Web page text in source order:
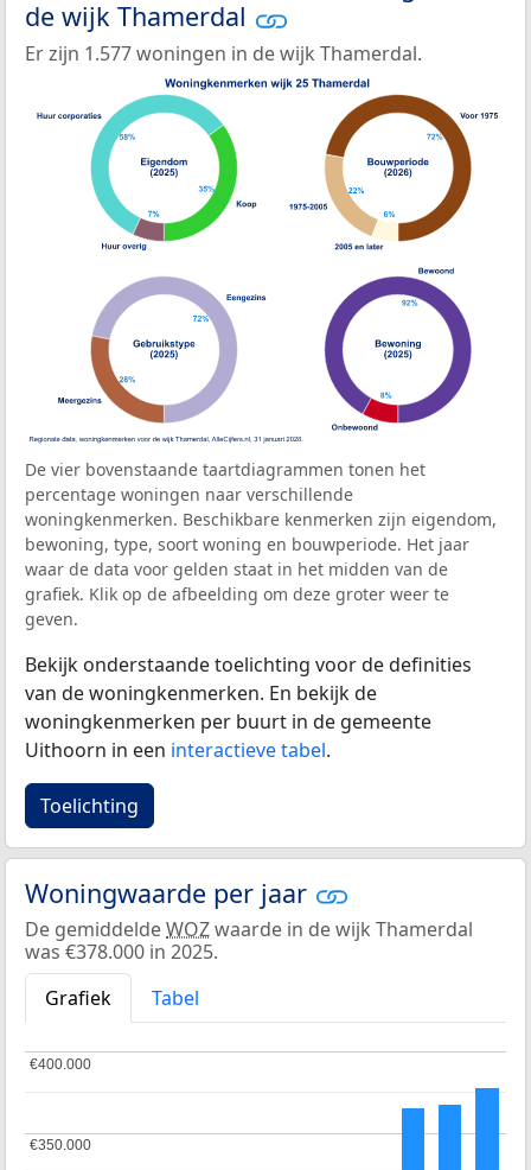
de wijk Thamerdal
Er zijn 1.577 woningen in de wijk Thamerdal.
De vier bovenstaande taartdiagrammen tonen het
percentage woningen naar verschillende
woningkenmerken. Beschikbare kenmerken zijn eigendom,
bewoning, type, soort woning en bouwperiode. Het jaar
waar de data voor gelden staat in het midden van de
grafiek. Klik op de afbeelding om deze groter weer te
geven.
Bekijk onderstaande toelichting voor de definities
van de woningkenmerken. En bekijk de
woningkenmerken per buurt in de gemeente
Uithoorn in een interactieve tabel.
Toelichting
Woningwaarde per jaar
De gemiddeldeWOZwaarde in de wijk Thamerdal
was €378.000 in 2025.
Grafiek
Tabel
€350.000
€350.000
€400.000
€400.000